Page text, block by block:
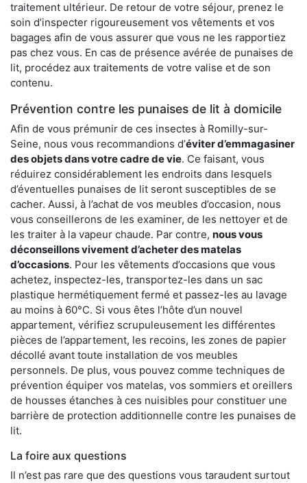
traitement ultérieur. De retour de votre séjour, prenez le
soin d’inspecter rigoureusement vos vêtements et vos
bagages afin de vous assurer que vous ne les rapportiez
pas chez vous. En cas de présence avérée de punaises de
lit, procédez aux traitements de votre valise et de son
contenu.
Prévention contre les punaises de lit à domicile
Afin de vous prémunir de ces insectes à Romilly-sur-
Seine, nous vous recommandions d’éviter d’emmagasiner
des objets dans votre cadre de vie. Ce faisant, vous
réduirez considérablement les endroits dans lesquels
d’éventuelles punaises de lit seront susceptibles de se
cacher. Aussi, à l’achat de vos meubles d’occasion, nous
vous conseillerons de les examiner, de les nettoyer et de
les traiter à la vapeur chaude. Par contre, nous vous
déconseillons vivement d’acheter des matelas
d’occasions. Pour les vêtements d’occasions que vous
achetez, inspectez-les, transportez-les dans un sac
plastique hermétiquement fermé et passez-les au lavage
au moins à 60°C. Si vous êtes l’hôte d’un nouvel
appartement, vérifiez scrupuleusement les différentes
pièces de l’appartement, les recoins, les zones de papier
décollé avant toute installation de vos meubles
personnels. De plus, vous pouvez comme techniques de
prévention équiper vos matelas, vos sommiers et oreillers
de housses étanches à ces nuisibles pour constituer une
barrière de protection additionnelle contre les punaises de
lit.
La foire aux questions
Il n’est pas rare que des questions vous taraudent surtout